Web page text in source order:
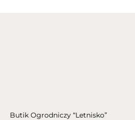
Butik Ogrodniczy “Letnisko”